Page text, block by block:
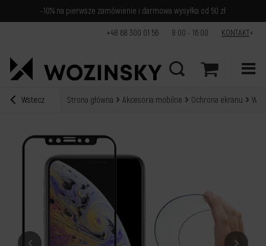
-10% na pierwsze zamówienie i darmowa wysyłka od 50 zł
+48 68 300 01 56 8:00 - 16:00 KONTAKT
Wstecz Strona główna Akcesoria mobilne Ochrona ekranu